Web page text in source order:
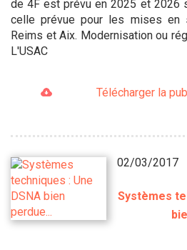
de 4F est prévu en 2025 et 2026
celle prévue pour les mises en
Reims et Aix. Modernisation ou
L'USAC
Télécharger la
02/03/2017
Systèmes